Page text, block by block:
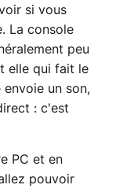
si vous
La console
peu
elle qui fait le
un son,
: c'est
PC et en
pouvoir